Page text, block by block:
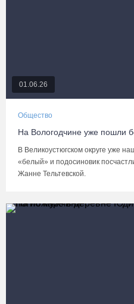
01.06.26
Общество
На Вологодчине уже пошли
В Великоустюгском округе уже
«белый» и подосиновик
Жанне Тельтевской.